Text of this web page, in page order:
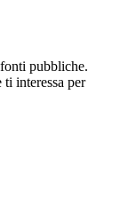
pubbliche.
interessa per